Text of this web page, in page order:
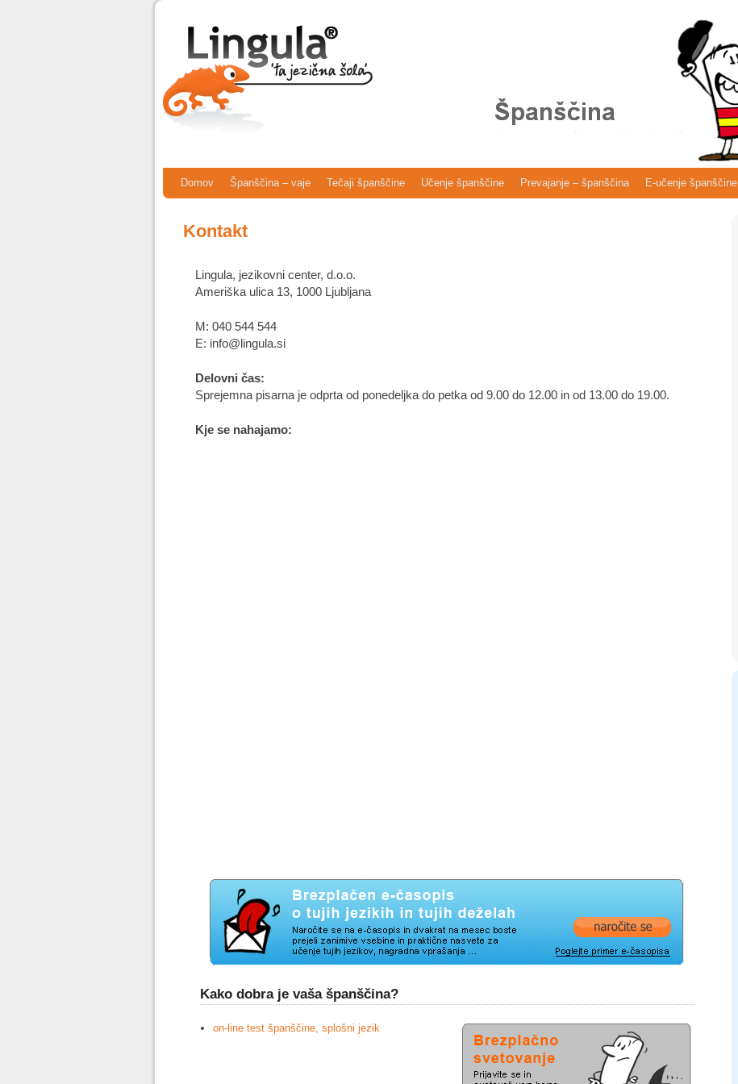
Skip to primary content
Skip to secondary content
Domov Španščina – vaje Tečaji španščine Učenje španščine Prevajanje – španščina E-učenje španščine
Kontakt
Lingula, jezikovni center, d.o.o.
Ameriška ulica 13, 1000 Ljubljana
M: 040 544 544
E: info@lingula.si
Delovni čas:
Sprejemna pisarna je odprta od ponedeljka do petka od 9.00 do 12.00 in od 13.00 do 19.00.
Kje se nahajamo:
Kako dobra je vaša španščina?
on-line test španščine, splošni jezik